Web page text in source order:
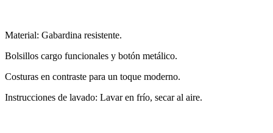
Material: Gabardina resistente.
Bolsillos cargo funcionales y botón metálico.
Costuras en contraste para un toque moderno.
Instrucciones de lavado: Lavar en frío, secar al aire.